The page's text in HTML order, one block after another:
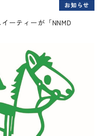
お知らせ
ーティーが「NNMD